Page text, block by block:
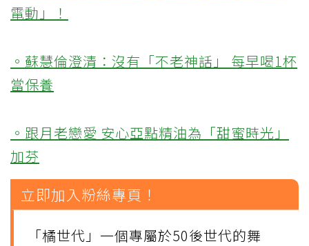
電動」！
。蘇慧倫澄清：沒有「不老神話」 每早喝1杯
當保養
。跟月老戀愛 安心亞點精油為「甜蜜時光」
加芬
立即加入粉絲專頁！
「橘世代」一個專屬於50後世代的舞